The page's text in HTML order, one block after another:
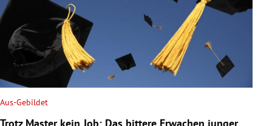
Aus-Gebildet
Trotz Master kein Job: Das bittere Erwachen junger